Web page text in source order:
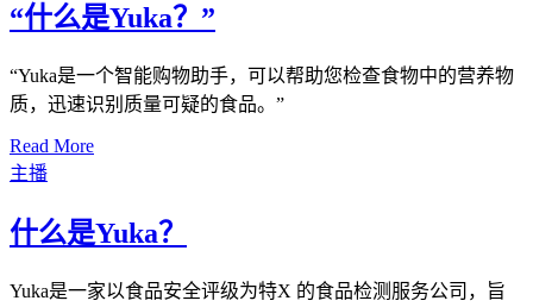
“什么是Yuka？”
“Yuka是一个智能购物助手，可以帮助您检查食物中的营养物
质，迅速识别质量可疑的食品。”
Read More
主播
什么是Yuka？
Yuka是一家以食品安全评级为特X 的食品检测服务公司，旨